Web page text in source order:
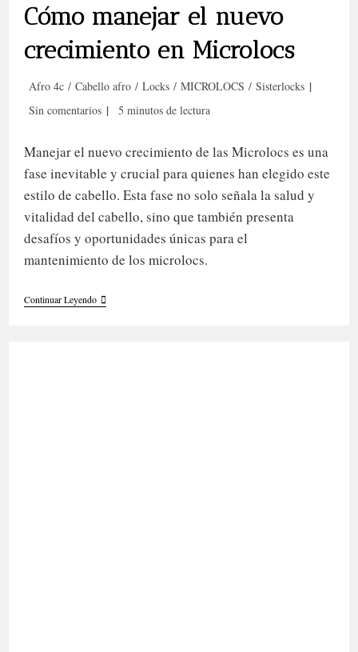
Cómo manejar el nuevo
crecimiento en Microlocs
Categoría
la
Afro 4c / Cabello afro / Locks / MICROLOCS / Sisterlocks
Comentarios
entrada:
Sin comentarios
Tiempo
5 minutos de lectura
Manejar el nuevo crecimiento de las Microlocs es una
fase inevitable y crucial para quienes han elegido este
estilo de cabello. Esta fase no solo señala la salud y
vitalidad del cabello, sino que también presenta
desafíos y oportunidades únicas para el
mantenimiento de los microlocs.
Continuar LeyendoCómo
Manejar